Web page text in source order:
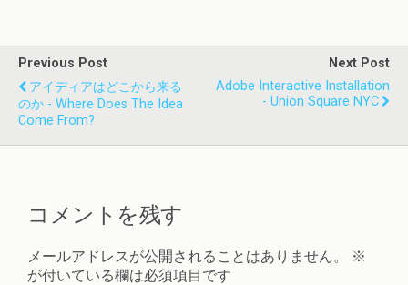
Previous Post
アイディアはどこから来る
のか - Where Does The Idea
Come From?
Next Post
Adobe Interactive Installation
- Union Square NYC
コメントを残す
メールアドレスが公開されることはありません。
※
が付いている欄は必須項目です